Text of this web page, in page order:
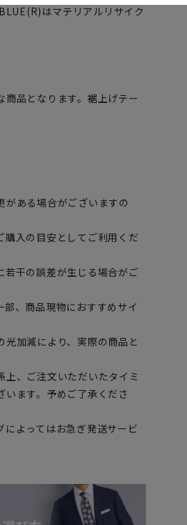
はマテリアルリサイク
品となります。裾上げテー
ある場合がございますの
入の目安としてご利用くだ
干の誤差が生じる場合がご
、商品現物におすすめサイ
加減により、実際の商品と
、ご注文いただいたタイミ
ます。予めご了承くださ
よってはお急ぎ発送サービ